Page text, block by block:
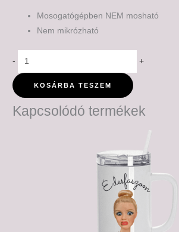
Mosogatógépben NEM mosható
Nem mikrózható
- +
KOSÁRBA TESZEM
Kapcsolódó termékek